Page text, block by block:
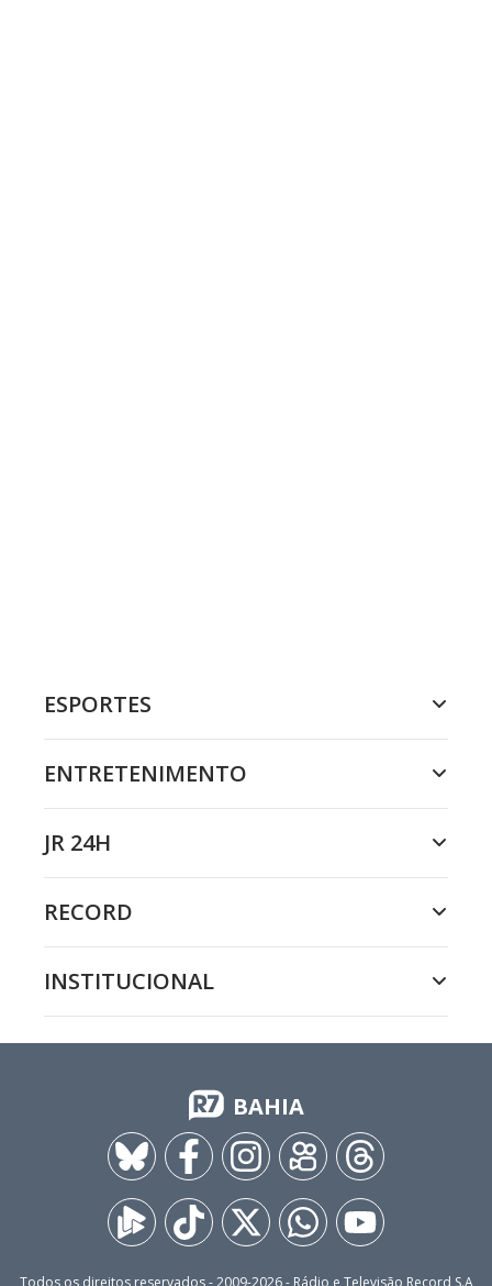
ESPORTES
ENTRETENIMENTO
JR 24H
RECORD
INSTITUCIONAL
BAHIA
Todos os direitos reservados - 2009-2026- Rádio e Televisão Record S.A